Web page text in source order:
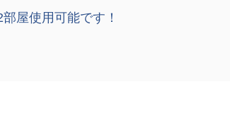
屋使用可能です！